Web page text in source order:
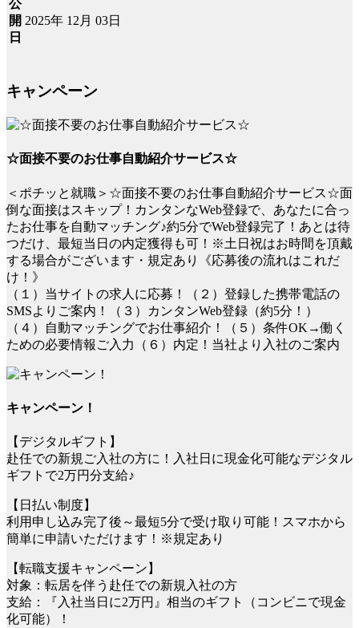
公
開
日
2025年 12月 03日
キャンペーン
☆面接不要のお仕事自動紹介サービス☆
＜ポチッと就職＞☆面接不要のお仕事自動紹介サービス☆面
倒な面接はスキップ！カンタンなWeb登録で、あなたに合っ
たお仕事を自動マッチング♪約5分でWeb登録完了！あとは待
つだけ、最短当日の内定獲得も可！※土日祝はお時間を頂戴
する場合がございます・規定あり《応募後の流れはこれだ
け！》
（１）当サイトの求人に応募！（２）登録した携帯電話の
SMSよりご案内！（３）カンタンWeb登録（約5分！）
（４）自動マッチングでお仕事紹介！（５）条件OK→働く
ための必要情報ご入力（６）内定！当社より入社のご案内
キャンペーン！
【デジタルギフト】
赴任での新規ご入社の方に！入社日に現金化可能なデジタル
ギフトで2万円分支給♪
【日払い制度】
利用申し込み完了後～最短5分で受け取り可能！スマホから
簡単に申請いただけます！※規定あり
【転職支援キャンペーン】
対象：転居を伴う赴任での新規入社の方
支給：『入社当日に2万円』相当のギフト（コンビニで現金
化可能）！